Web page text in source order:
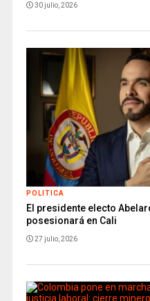
30 julio, 2026
POLITICA
El presidente electo
posesionará en Cali
27 julio, 2026